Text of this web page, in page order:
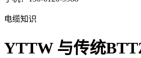
电缆知识
YTTW 与传统